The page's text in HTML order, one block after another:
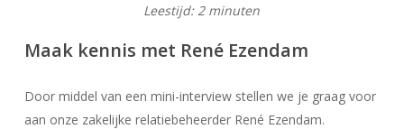
Leestijd: 2 minuten
Maak kennis met René Ezendam
Door middel van een mini-interview stellen we je graag voor
aan onze zakelijke relatiebeheerder René Ezendam.